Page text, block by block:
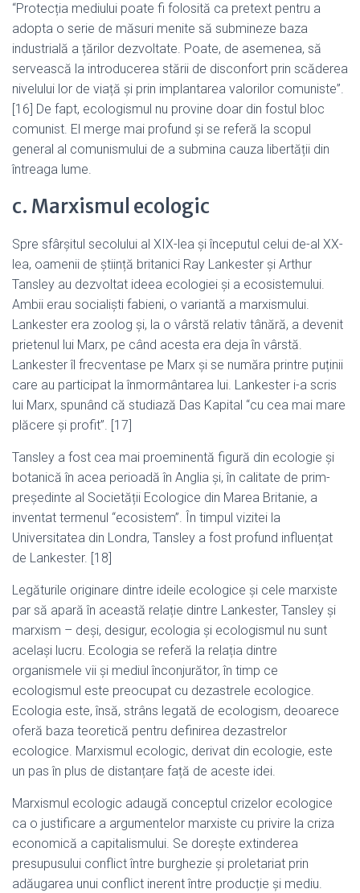
“Protecția mediului poate fi folosită ca pretext pentru a
adopta o serie de măsuri menite să submineze baza
industrială a țărilor dezvoltate. Poate, de asemenea, să
servească la introducerea stării de disconfort prin scăderea
nivelului lor de viață și prin implantarea valorilor comuniste”.
[16] De fapt, ecologismul nu provine doar din fostul bloc
comunist. El merge mai profund și se referă la scopul
general al comunismului de a submina cauza libertății din
întreaga lume.
c. Marxismul ecologic
Spre sfârşitul secolului al XIX-lea şi începutul celui de-al XX-
lea, oamenii de știință britanici Ray Lankester și Arthur
Tansley au dezvoltat ideea ecologiei și a ecosistemului.
Ambii erau socialiști fabieni, o variantă a marxismului.
Lankester era zoolog și, la o vârstă relativ tânără, a devenit
prietenul lui Marx, pe când acesta era deja în vârstă.
Lankester îl frecventase pe Marx și se număra printre puținii
care au participat la înmormântarea lui. Lankester i-a scris
lui Marx, spunând că studiază Das Kapital “cu cea mai mare
plăcere și profit”. [17]
Tansley a fost cea mai proeminentă figură din ecologie și
botanică în acea perioadă în Anglia și, în calitate de prim-
președinte al Societății Ecologice din Marea Britanie, a
inventat termenul “ecosistem”. În timpul vizitei la
Universitatea din Londra, Tansley a fost profund influențat
de Lankester. [18]
Legăturile originare dintre ideile ecologice și cele marxiste
par să apară în această relație dintre Lankester, Tansley și
marxism – deși, desigur, ecologia și ecologismul nu sunt
același lucru. Ecologia se referă la relația dintre
organismele vii și mediul înconjurător, în timp ce
ecologismul este preocupat cu dezastrele ecologice.
Ecologia este, însă, strâns legată de ecologism, deoarece
oferă baza teoretică pentru definirea dezastrelor
ecologice. Marxismul ecologic, derivat din ecologie, este
un pas în plus de distanțare față de aceste idei.
Marxismul ecologic adaugă conceptul crizelor ecologice
ca o justificare a argumentelor marxiste cu privire la criza
economică a capitalismului. Se dorește extinderea
presupusului conflict între burghezie și proletariat prin
adăugarea unui conflict inerent între producție și mediu.